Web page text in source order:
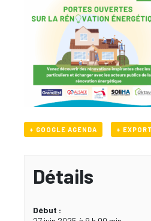
+ GOOGLE AGENDA +
Détails
Début :